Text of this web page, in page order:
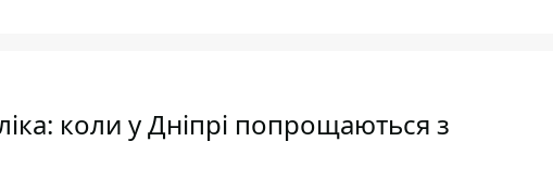
коли у Дніпрі попрощаються з